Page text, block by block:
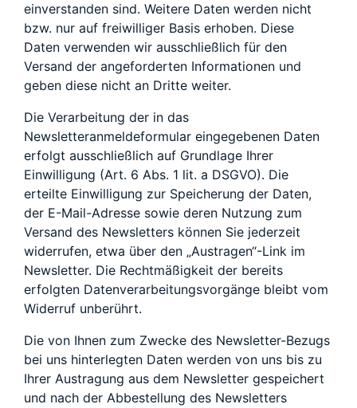
einverstanden sind. Weitere Daten werden nicht
bzw. nur auf freiwilliger Basis erhoben. Diese
Daten verwenden wir ausschließlich für den
Versand der angeforderten Informationen und
geben diese nicht an Dritte weiter.
Die Verarbeitung der in das
Newsletteranmeldeformular eingegebenen Daten
erfolgt ausschließlich auf Grundlage Ihrer
Einwilligung (Art. 6 Abs. 1 lit. a DSGVO). Die
erteilte Einwilligung zur Speicherung der Daten,
der E-Mail-Adresse sowie deren Nutzung zum
Versand des Newsletters können Sie jederzeit
widerrufen, etwa über den „Austragen“-Link im
Newsletter. Die Rechtmäßigkeit der bereits
erfolgten Datenverarbeitungsvorgänge bleibt vom
Widerruf unberührt.
Die von Ihnen zum Zwecke des Newsletter-Bezugs
bei uns hinterlegten Daten werden von uns bis zu
Ihrer Austragung aus dem Newsletter gespeichert
und nach der Abbestellung des Newsletters